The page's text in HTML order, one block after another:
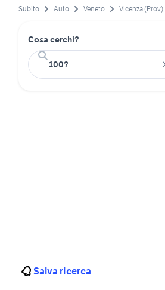
Subito Auto Veneto Vicenza (Prov)
Cosa cerchi?
Salva ricerca